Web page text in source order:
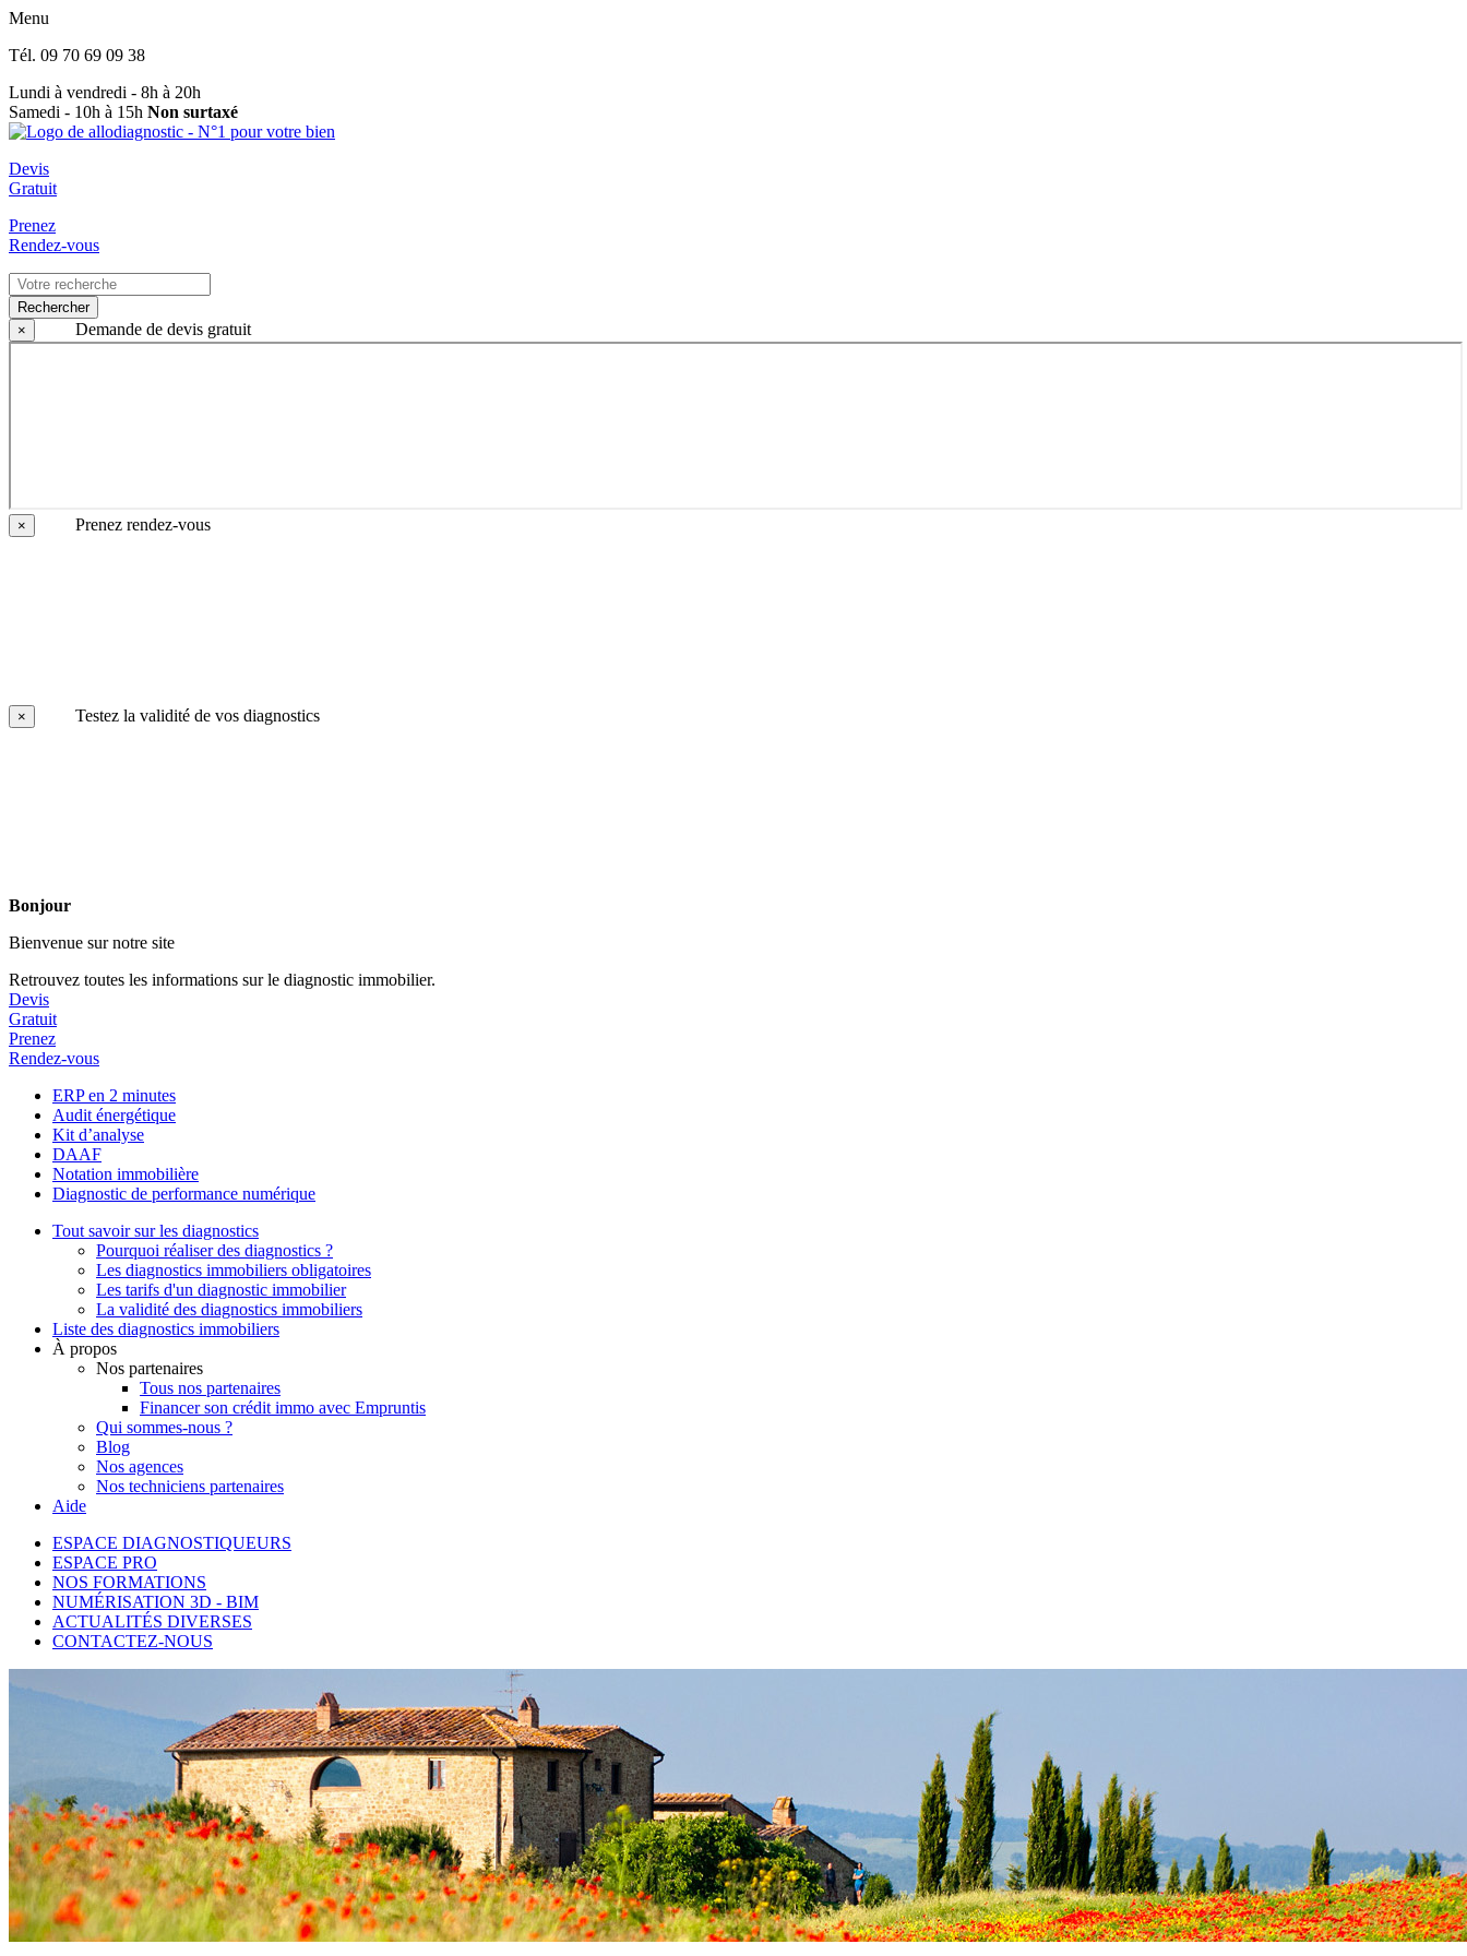
Menu
Tél. 09 70 69 09 38
Lundi à vendredi - 8h à 20h
Samedi - 10h à 15h Non surtaxé
Devis
Gratuit
Prenez
Rendez-vous
Rechercher
×
Demande de devis gratuit
× Prenez rendez-vous
× Testez la validité de vos diagnostics
Bonjour
Bienvenue sur notre site
Retrouvez toutes les informations sur le diagnostic immobilier.
Devis
Gratuit
Prenez
Rendez-vous
ERP en 2 minutes
Audit énergétique
Kit d’analyse
DAAF
Notation immobilière
Diagnostic de performance numérique
Tout savoir sur les diagnostics
Pourquoi réaliser des diagnostics ?
Les diagnostics immobiliers obligatoires
Les tarifs d'un diagnostic immobilier
La validité des diagnostics immobiliers
Liste des diagnostics immobiliers
À propos
Nos partenaires
Tous nos partenaires
Financer son crédit immo avec Empruntis
Qui sommes-nous ?
Blog
Nos agences
Nos techniciens partenaires
Aide
ESPACE DIAGNOSTIQUEURS
ESPACE PRO
NOS FORMATIONS
NUMÉRISATION 3D - BIM
ACTUALITÉS DIVERSES
CONTACTEZ-NOUS